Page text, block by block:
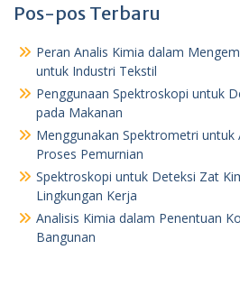
Pos-pos Terbaru
Peran Analis Kimia dalam
untuk Industri Tekstil
Penggunaan Spektroskopi untuk
pada Makanan
Menggunakan Spektrometri untuk
Proses Pemurnian
Spektroskopi untuk Deteksi Zat
Lingkungan Kerja
Analisis Kimia dalam Penentuan
Bangunan